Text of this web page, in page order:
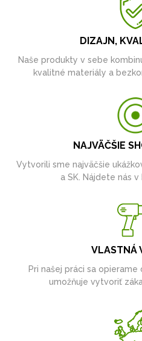
DIZAJN,
Naše produkty v sebe
kvalitné materiály a
NAJVÄČŠIE
Vytvorili sme najväčšie
a SK. Nájdete nás v
VLASTNÁ
Pri našej práci sa
umožňuje vytvoriť